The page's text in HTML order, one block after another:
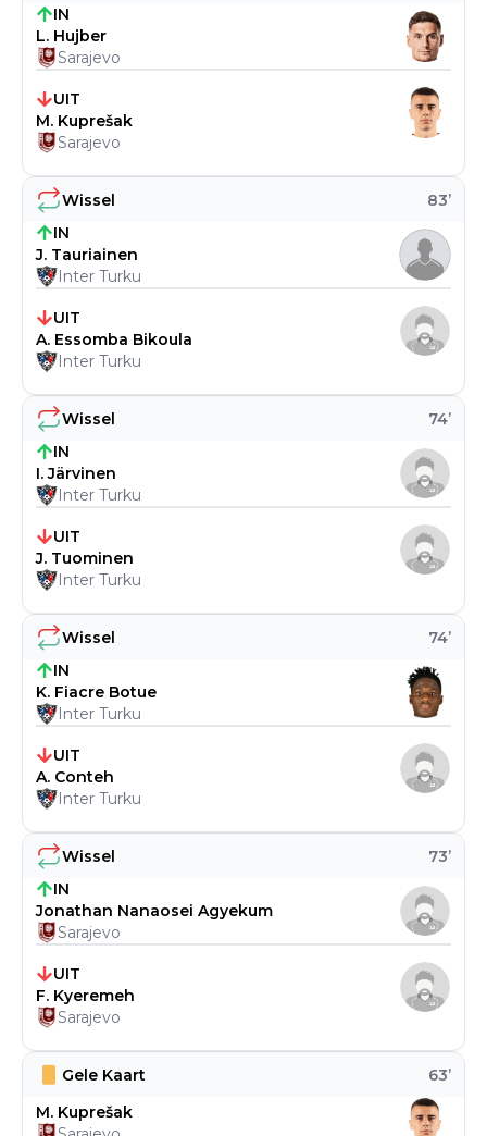
Gele Kaart 63’
M. Kuprešak
Wissel 73’
IN
Jonathan Nanaosei Agyekum
Sarajevo
UIT
F. Kyeremeh
Sarajevo
Wissel 74’
IN
K. Fiacre Botue
Inter Turku
UIT
A. Conteh
Inter Turku
Wissel 74’
IN
I. Järvinen
Inter Turku
UIT
J. Tuominen
Inter Turku
Wissel 83’
IN
J. Tauriainen
Inter Turku
UIT
A. Essomba Bikoula
Inter Turku
IN
L. Hujber
Sarajevo
UIT
M. Kuprešak
Sarajevo